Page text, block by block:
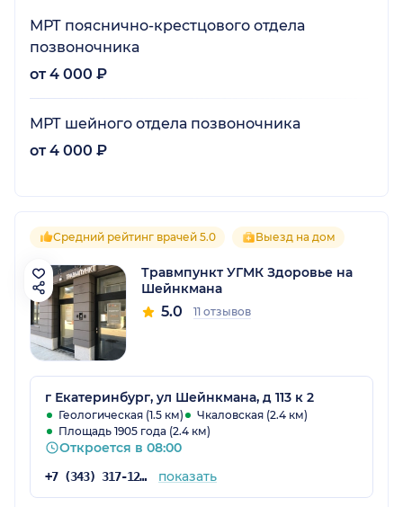
МРТ пояснично-крестцового отдела
позвоночника
от 4 000 ₽
МРТ шейного отдела позвоночника
от 4 000 ₽
Средний рейтинг врачей 5.0 Выезд на дом
Травмпункт УГМК Здоровье на
Шейнкмана
5.0 11 отзывов
г Екатеринбург, ул Шейнкмана, д 113 к 2
Геологическая (1.5 км)
Чкаловская (2.4 км)
Площадь 1905 года (2.4 км)
Откроется в 08:00
+7 (343) 317-12-43 показать